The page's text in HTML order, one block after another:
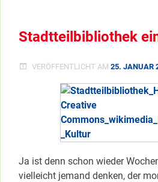
Stadtteilbibliothek
VERÖFFENTLICHT AM 25. JANUAR
Ja ist denn schon wieder
vielleicht jemand denken, der